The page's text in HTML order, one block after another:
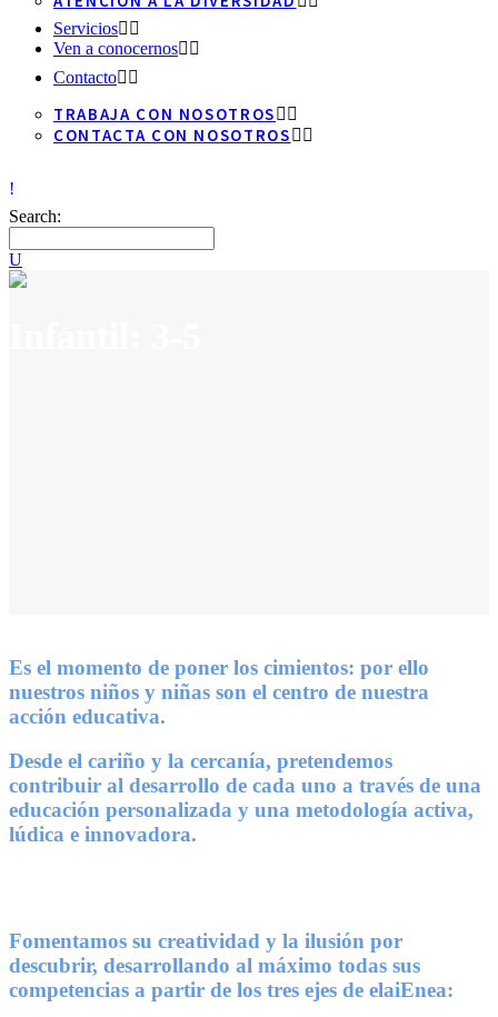
Servicios
Ven a conocernos
Contacto
TRABAJA CON NOSOTROS
CONTACTA CON NOSOTROS
Search:
Es el momento de poner los cimientos: por ello
nuestros niños y niñas son el centro de nuestra
acción educativa.
Desde el cariño y la cercanía, pretendemos
contribuir al desarrollo de cada uno a través de una
educación personalizada y una metodología activa,
lúdica e innovadora.
Fomentamos su creatividad y la ilusión por
descubrir, desarrollando al máximo todas sus
competencias a partir de los tres ejes de elaiEnea: